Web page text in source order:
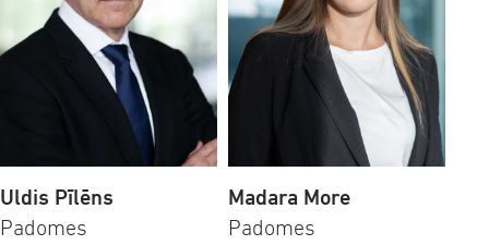
Uldis Pīlēns
Padomes
Madara More
Padomes